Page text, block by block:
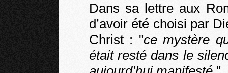
Dans sa lettre aux
d’avoir été choisi par
Christ : "ce mystère
était resté dans le